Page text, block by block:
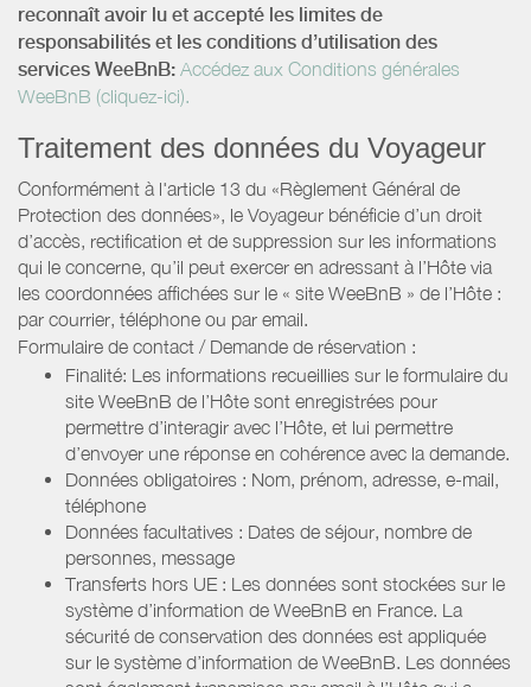
reconnaît avoir lu et accepté les limites de
responsabilités et les conditions d’utilisation des
services WeeBnB: Accédez aux Conditions générales
WeeBnB (cliquez-ici).
Traitement des données du Voyageur
Conformément à l'article 13 du «Règlement Général de
Protection des données», le Voyageur bénéficie d’un droit
d’accès, rectification et de suppression sur les informations
qui le concerne, qu’il peut exercer en adressant à l’Hôte via
les coordonnées affichées sur le « site WeeBnB » de l’Hôte :
par courrier, téléphone ou par email.
Formulaire de contact / Demande de réservation :
Finalité: Les informations recueillies sur le formulaire du
site WeeBnB de l’Hôte sont enregistrées pour
permettre d’interagir avec l’Hôte, et lui permettre
d’envoyer une réponse en cohérence avec la demande.
Données obligatoires : Nom, prénom, adresse, e-mail,
téléphone
Données facultatives : Dates de séjour, nombre de
personnes, message
Transferts hors UE : Les données sont stockées sur le
système d’information de WeeBnB en France. La
sécurité de conservation des données est appliquée
sur le système d’information de WeeBnB. Les données